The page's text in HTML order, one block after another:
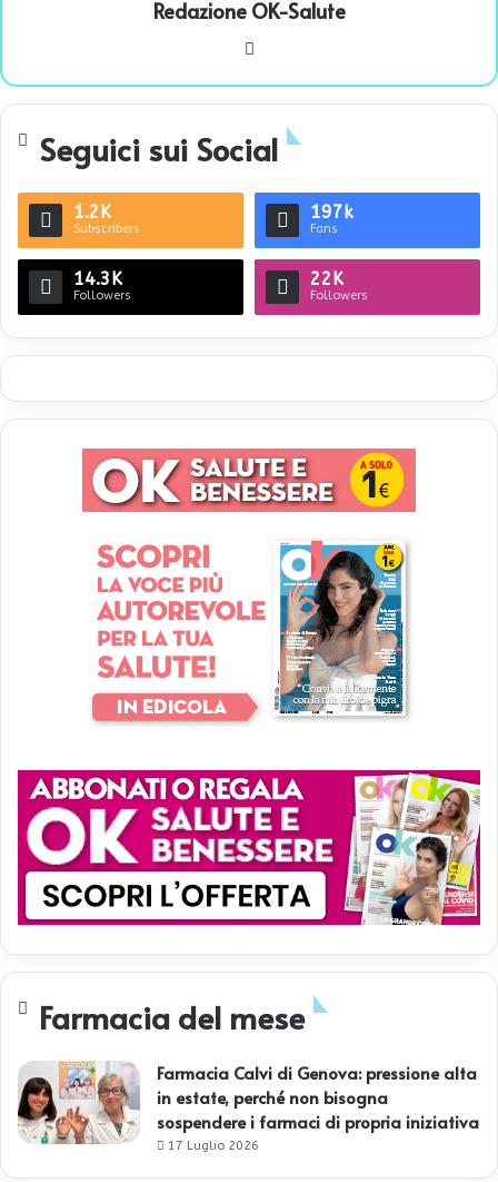
Redazione OK-Salute
te
Seguici sui Social
1.2K
Subscribers
197k
Fans
14.3K
Followers
22K
Followers
Farmacia del mese
Farmacia Calvi di Genova: pressione alta
in estate, perché non bisogna
sospendere i farmaci di propria iniziativa
17 Luglio 2026